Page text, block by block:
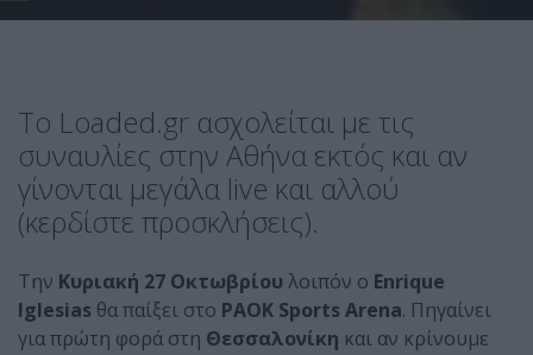
Το Loaded.gr ασχολείται με τις
συναυλίες στην Αθήνα εκτός και αν
γίνονται μεγάλα live και αλλού
(κερδίστε προσκλήσεις).
Την Κυριακή 27 Οκτωβρίου λοιπόν ο Enrique
Iglesias θα παίξει στο PAOK Sports Arena. Πηγαίνει
για πρώτη φορά στη Θεσσαλονίκη και αν κρίνουμε